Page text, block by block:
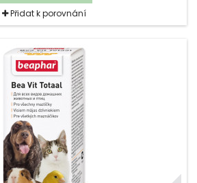
Přidat k porovnání